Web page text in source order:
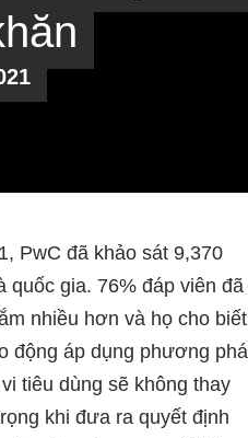
PwC đã khảo sát 9,370
quốc gia. 76% đáp viên đã
nhiều hơn và họ cho biết
động áp dụng phương
tiêu dùng sẽ không thay
khi đưa ra quyết định